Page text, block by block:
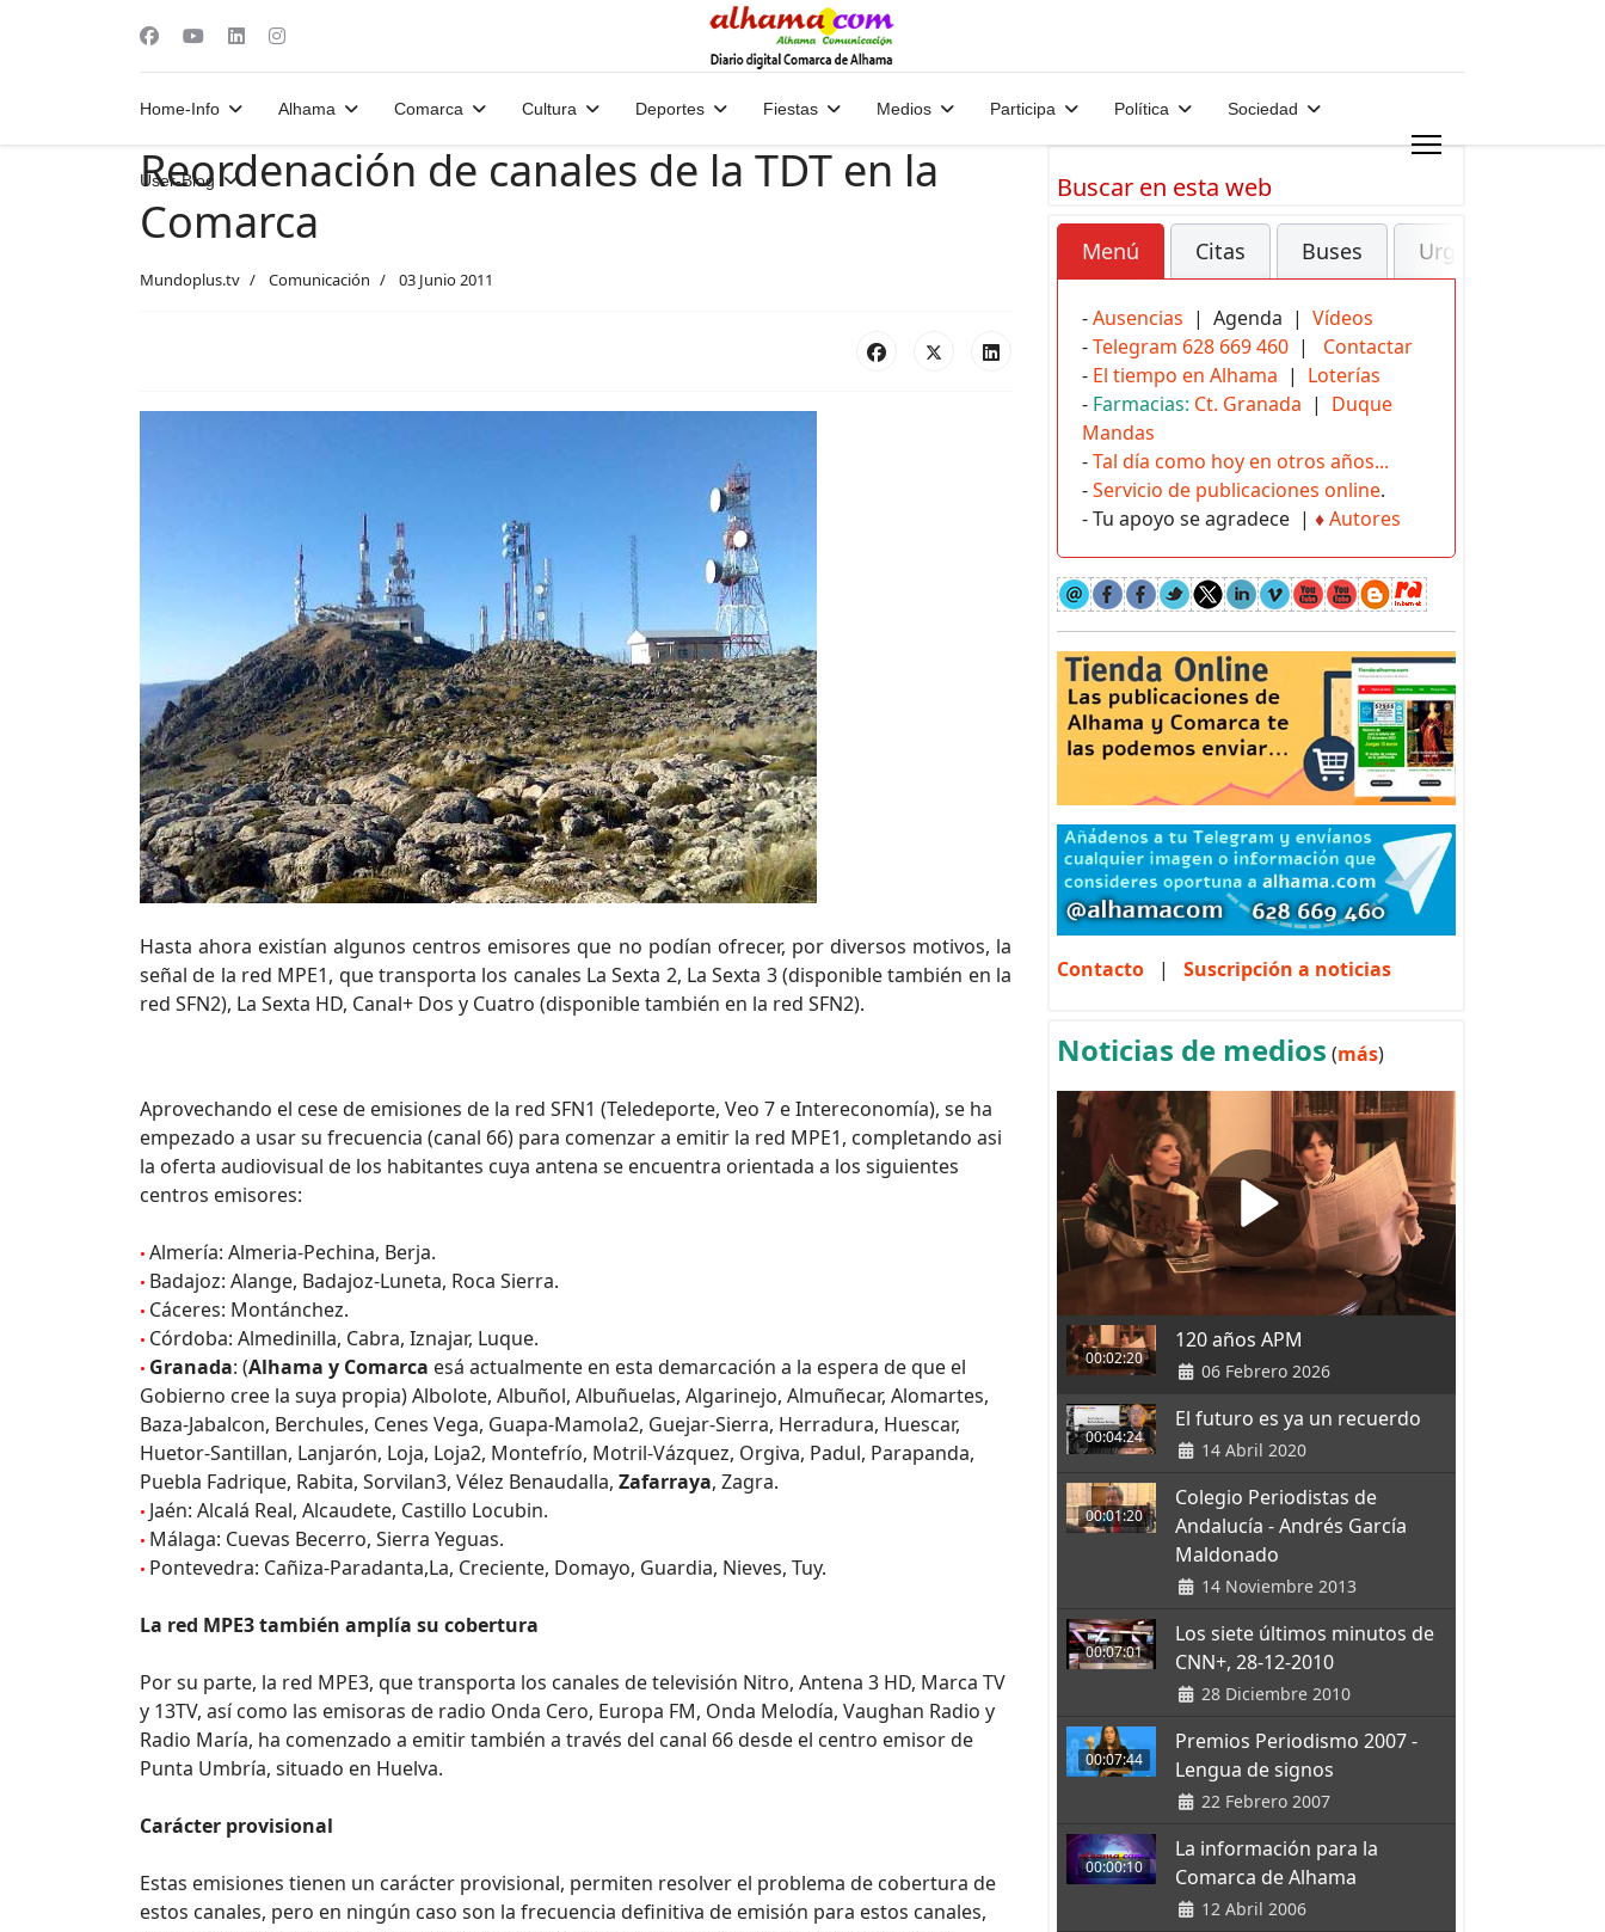
Home-Info Alhama Comarca Cultura Deportes Fiestas Medios Participa Política Sociedad
User-Blog
Reordenación de canales de la TDT en la
Comarca
Mundoplus.tv Comunicación 03 Junio 2011
Hasta ahora existían algunos centros emisores que no podían ofrecer, por diversos motivos, la
señal de la red MPE1, que transporta los canales La Sexta 2, La Sexta 3 (disponible también en la
red SFN2), La Sexta HD, Canal+ Dos y Cuatro (disponible también en la red SFN2).
Aprovechando el cese de emisiones de la red SFN1 (Teledeporte, Veo 7 e Intereconomía), se ha
empezado a usar su frecuencia (canal 66) para comenzar a emitir la red MPE1, completando asi
la oferta audiovisual de los habitantes cuya antena se encuentra orientada a los siguientes
centros emisores:
• Almería: Almeria-Pechina, Berja.
• Badajoz: Alange, Badajoz-Luneta, Roca Sierra.
• Cáceres: Montánchez.
• Córdoba: Almedinilla, Cabra, Iznajar, Luque.
• Granada: (Alhama y Comarca esá actualmente en esta demarcación a la espera de que el
Gobierno cree la suya propia) Albolote, Albuñol, Albuñuelas, Algarinejo, Almuñecar, Alomartes,
Baza-Jabalcon, Berchules, Cenes Vega, Guapa-Mamola2, Guejar-Sierra, Herradura, Huescar,
Huetor-Santillan, Lanjarón, Loja, Loja2, Montefrío, Motril-Vázquez, Orgiva, Padul, Parapanda,
Puebla Fadrique, Rabita, Sorvilan3, Vélez Benaudalla, Zafarraya, Zagra.
• Jaén: Alcalá Real, Alcaudete, Castillo Locubin.
• Málaga: Cuevas Becerro, Sierra Yeguas.
• Pontevedra: Cañiza-Paradanta,La, Creciente, Domayo, Guardia, Nieves, Tuy.
La red MPE3 también amplía su cobertura
Por su parte, la red MPE3, que transporta los canales de televisión Nitro, Antena 3 HD, Marca TV
y 13TV, así como las emisoras de radio Onda Cero, Europa FM, Onda Melodía, Vaughan Radio y
Radio María, ha comenzado a emitir también a través del canal 66 desde el centro emisor de
Punta Umbría, situado en Huelva.
Carácter provisional
Estas emisiones tienen un carácter provisional, permiten resolver el problema de cobertura de
estos canales, pero en ningún caso son la frecuencia definitiva de emisión para estos canales,
Buscar en esta web
Menú Citas Buses Urgencias
-Ausencias | Agenda | Vídeos
-Telegram 628 669 460 | Contactar
- El tiempo en Alhama | Loterías
- Farmacias: Ct. Granada | Duque
Mandas
-Tal día como hoy en otros años...
-Servicio de publicaciones online.
- Tu apoyo se agradece | ♦Autores
Contacto | Suscripción a noticias
Noticias de medios (más)
00:02:20
120 años APM
06 Febrero 2026
00:04:24
El futuro es ya un recuerdo
14 Abril 2020
00:01:20
Colegio Periodistas de
Andalucía - Andrés García
Maldonado
14 Noviembre 2013
00:07:01
Los siete últimos minutos de
CNN+, 28-12-2010
28 Diciembre 2010
00:07:44
Premios Periodismo 2007 -
Lengua de signos
22 Febrero 2007
00:00:10
La información para la
Comarca de Alhama
12 Abril 2006